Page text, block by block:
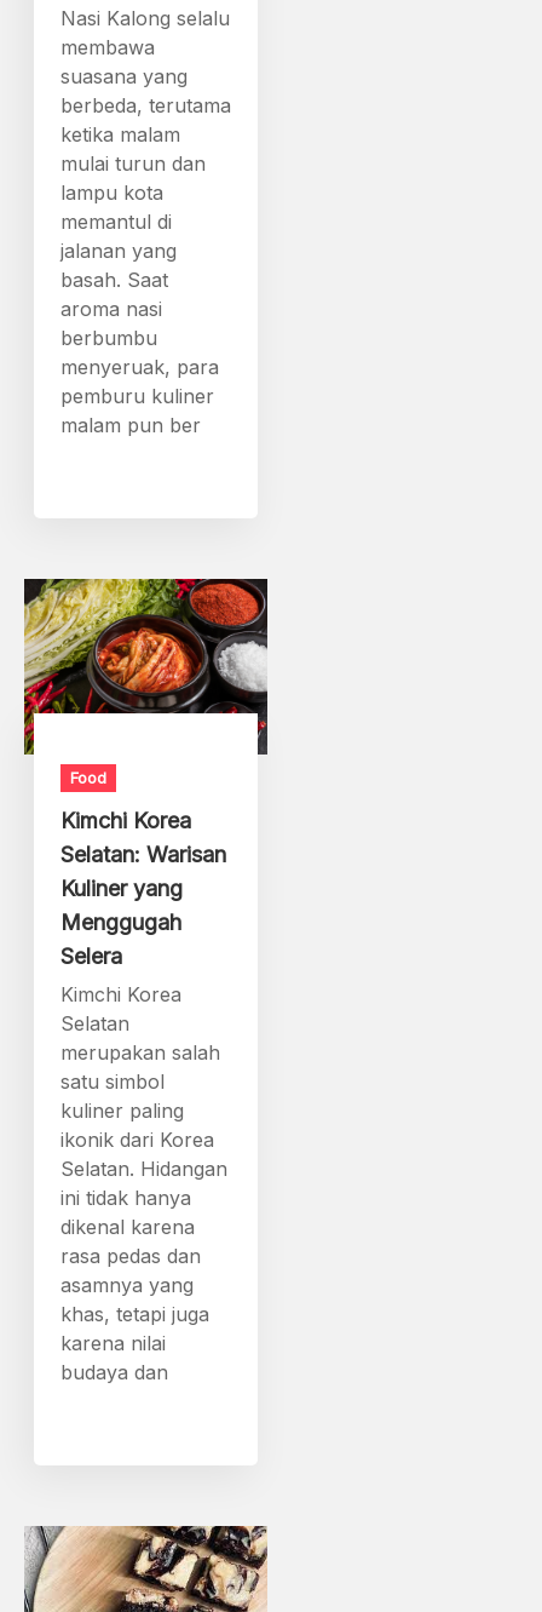
Nasi Kalong selalu
membawa
suasana yang
berbeda, terutama
ketika malam
mulai turun dan
lampu kota
memantul di
jalanan yang
basah. Saat
aroma nasi
berbumbu
menyeruak, para
pemburu kuliner
malam pun ber
Food
Kimchi Korea
Selatan: Warisan
Kuliner yang
Menggugah
Selera
Kimchi Korea
Selatan
merupakan salah
satu simbol
kuliner paling
ikonik dari Korea
Selatan. Hidangan
ini tidak hanya
dikenal karena
rasa pedas dan
asamnya yang
khas, tetapi juga
karena nilai
budaya dan